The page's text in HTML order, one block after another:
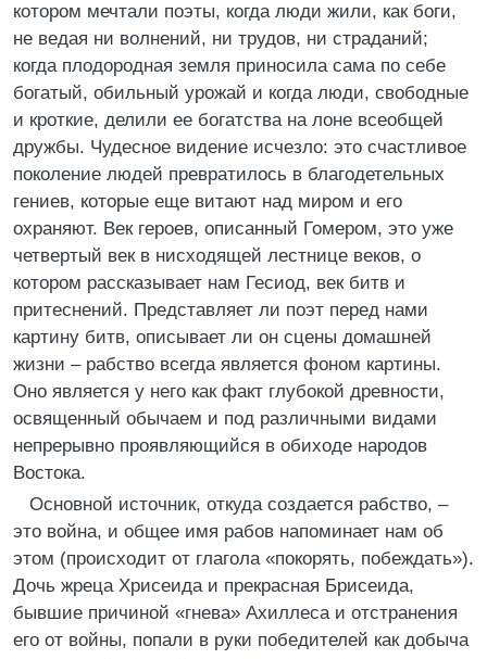
котором мечтали поэты, когда люди жили, как боги,
не ведая ни волнений, ни трудов, ни страданий;
когда плодородная земля приносила сама по себе
богатый, обильный урожай и когда люди, свободные
и кроткие, делили ее богатства на лоне всеобщей
дружбы. Чудесное видение исчезло: это счастливое
поколение людей превратилось в благодетельных
гениев, которые еще витают над миром и его
охраняют. Век героев, описанный Гомером, это уже
четвертый век в нисходящей лестнице веков, о
котором рассказывает нам Гесиод, век битв и
притеснений. Представляет ли поэт перед нами
картину битв, описывает ли он сцены домашней
жизни – рабство всегда является фоном картины.
Оно является у него как факт глубокой древности,
освященный обычаем и под различными видами
непрерывно проявляющийся в обиходе народов
Востока.
Основной источник, откуда создается рабство, –
это война, и общее имя рабов напоминает нам об
этом (происходит от глагола «покорять, побеждать»).
Дочь жреца Хрисеида и прекрасная Брисеида,
бывшие причиной «гнева» Ахиллеса и отстранения
его от войны, попали в руки победителей как добыча